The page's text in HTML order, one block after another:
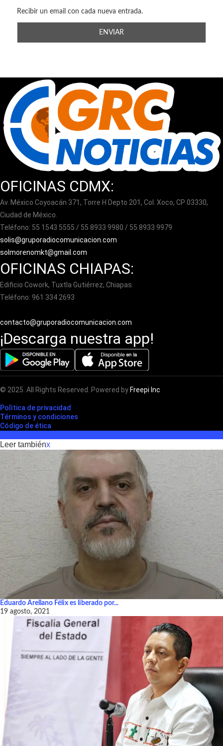
Recibir un email con cada nueva entrada.
OFICINAS CDMX:
Av. México Coyoacán 371, Torre H Depto 201, Col. Xoco, CP 03330,
Ciudad de México.
Teléfono: 55 1543 5555 / 55 8933 9980 / 55 8933 9979
solis@gruporadiocomunicacion.com
solmorenomkt@gmail.com
OFICINAS CHIAPAS:
Edificio Cowork, Tuxtla Gutiérrez, Chiapas.
Teléfono: 961 334 2693
contacto@gruporadiocomunicacion.com
¡Descarga nuestra app!
© 2025. All Rights Reserved. Powered by Freepi Inc
Polìtica de privacidad
Términos y condiciones
Código de ética
Leer tambiénx
Eduardo Arellano Félix es liberado por...
19 agosto, 2021